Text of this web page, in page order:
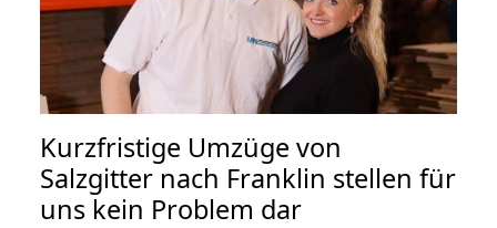
Kurzfristige Umzüge von
Salzgitter nach Franklin stellen für
uns kein Problem dar